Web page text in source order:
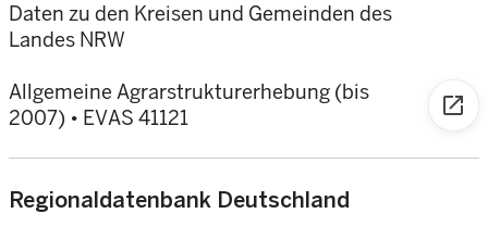
Daten zu den Kreisen und Gemeinden des
Landes NRW
Allgemeine Agrarstrukturerhebung (bis
2007) • EVAS 41121
open_in_new
Regionaldatenbank Deutschland